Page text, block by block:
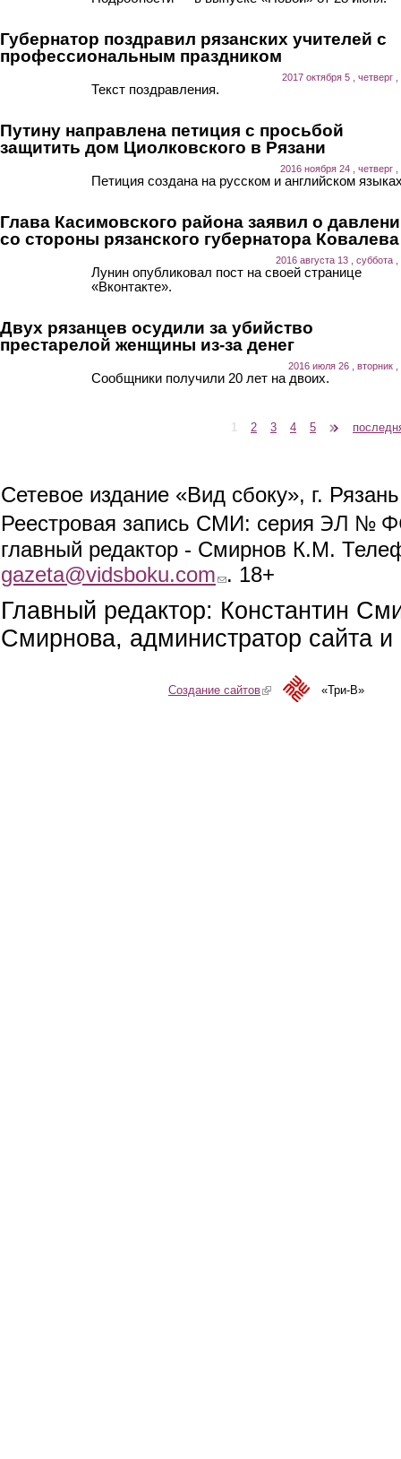
Губернатор поздравил рязанских учителей с
профессиональным праздником
2017 октября 5 , четверг
Текст поздравления.
Путину направлена петиция с просьбой
защитить дом Циолковского в Рязани
2016 ноября 24 , четверг ,
Петиция создана на русском и английском
Глава Касимовского района заявил о
со стороны рязанского губернатора Ковалева
2016 августа 13 , суббота ,
Лунин опубликовал пост на своей странице
«Вконтакте».
Двух рязанцев осудили за убийство
престарелой женщины из-за денег
2016 июля 26 , вторник ,
Сообщники получили 20 лет на двоих.
1 2 3 4 5
Сетевое издание «Вид сбоку», г.
Реестровая запись СМИ: серия ЭЛ №
главный редактор - Смирнов К.М.
gazeta@vidsboku.com (link sends e-mail)
. 18+
Главный редактор: Константин
Смирнова, администратор сайта
Создание сайтов(link is external)«Три-В»